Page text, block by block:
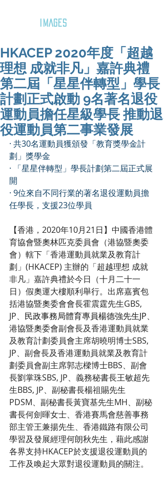
IMAGES
HKACEP 2020年度「超越
理想 成就非凡」嘉許典禮
第二屆「星星伴轉型」學長
計劃正式啟動 9名著名退役
運動員擔任星級學長 推動退
役運動員第二事業發展
· 共30名運動員獲頒發「教育獎學金計
劃」獎學金
· 「星星伴轉型」學長計劃第二屆正式展
開
· 9位來自不同行業的著名退役運動員擔
任學長，支援23位學員
【香港，2020年10月21日】中國香港體
育協會暨奧林匹克委員會（港協暨奧委
會）轄下「香港運動員就業及教育計
劃」(HKACEP) 主辦的「超越理想 成就
非凡」嘉許典禮於今日（十月二十一
日）假奧運大樓順利舉行。出席嘉賓包
括港協暨奧委會會長霍震霆先生GBS,
JP、 民政事務局體育專員楊德強先生JP、
港協暨奧委會副會長及香港運動員就業
及教育計劃委員會主席胡曉明博士SBS,
JP、副會長及香港運動員就業及教育計
劃委員會副主席郭志樑博士BBS、副會
長劉掌珠SBS, JP、義務秘書長王敏超先
生BBS, JP、副秘書長楊祖賜先生
PDSM、副秘書長黃寶基先生MH、副秘
書長何劍暉女士、香港賽馬會慈善事務
部主管王兼揚先生、香港鐵路有限公司
學習及發展經理何朗秋先生，藉此感謝
各界支持HKACEP於支援退役運動員的
工作及喚起大眾對退役運動員的關注。